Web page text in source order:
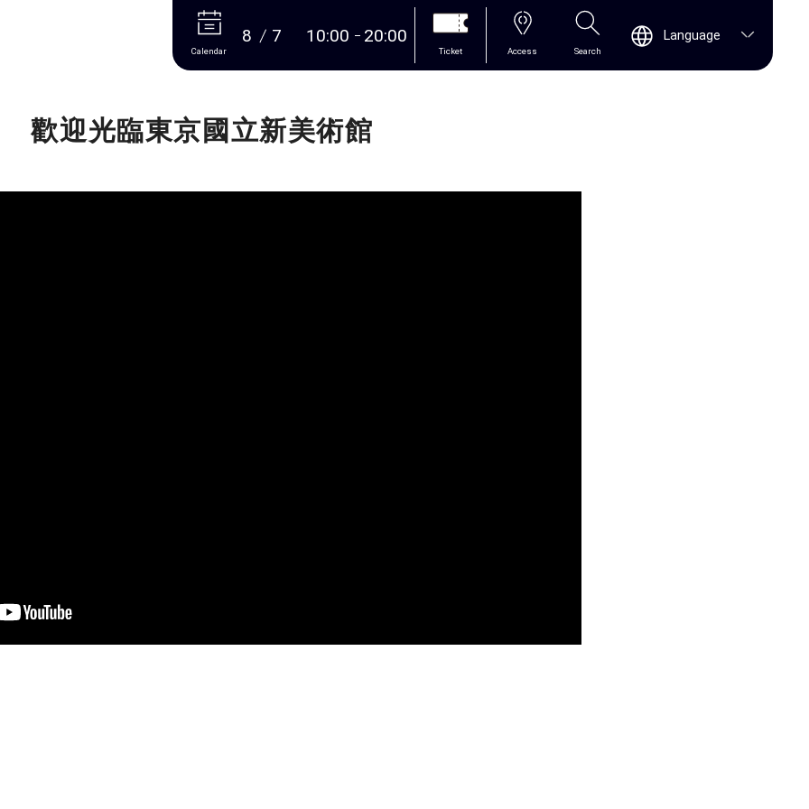
More
Calendar
8 7 10:00 20:00
Ticket Access Search
Language
歡迎光臨東京國立新美術館